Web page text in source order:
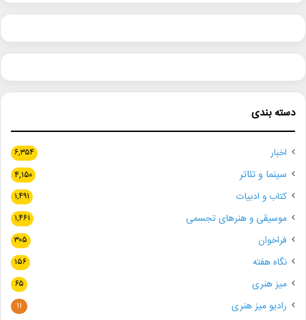
دسته بندی
اخبار ۶,۳۵۴
سینما و تئاتر ۴,۱۵۰
کتاب و ادبیات ۱,۴۹۱
موسیقی و هنرهای تجسمی ۱,۴۶۱
فراخوان ۳۰۵
نگاه هفته ۱۵۶
میز هنری ۶۵
رادیو میز هنری ۱۱